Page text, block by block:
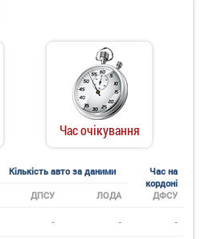
Час очікування
Кількість авто за даними
Час на
кордоні
ДФСУ
ДПСУ ЛОДА
- - -